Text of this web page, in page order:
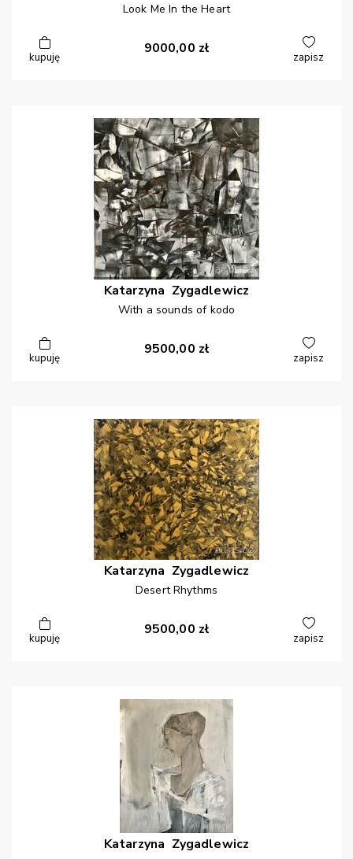
Look Me In the Heart
kupuję
9000,00 zł
zapisz
Katarzyna Zygadlewicz
With a sounds of kodo
kupuję
9500,00 zł
zapisz
Katarzyna Zygadlewicz
Desert Rhythms
kupuję
9500,00 zł
zapisz
Katarzyna Zygadlewicz